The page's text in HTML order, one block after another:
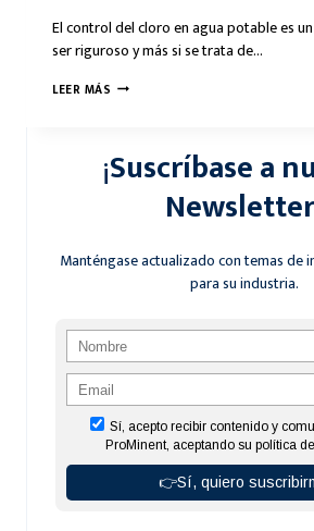
El control del cloro en agua potable es
ser riguroso y más si se trata de…
LEER MÁS INDUSTRIA
CONTROL
DE
POTABLE
¡Suscríbase a
Newsletter
Manténgase actualizado con temas de
para su industria.